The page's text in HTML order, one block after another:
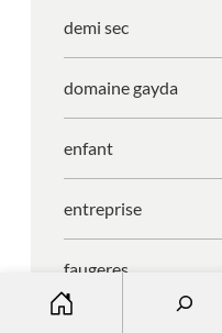
demi sec
domaine gayda
enfant
entreprise
faugeres